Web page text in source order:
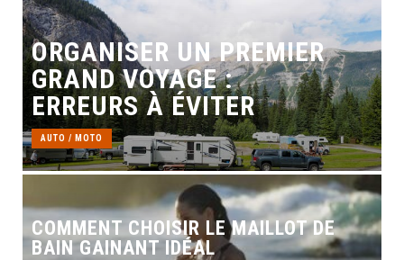
ORGANISER UN PREMIER
GRAND VOYAGE :
ERREURS À ÉVITER
AUTO / MOTO
COMMENT CHOISIR LE MAILLOT DE
BAIN GAINANT IDÉAL